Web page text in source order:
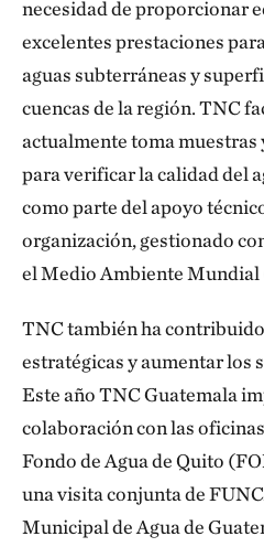
necesidad de proporcionar
excelentes prestaciones
aguas subterráneas y
cuencas de la región. TNC
actualmente toma muestras
para verificar la calidad del
como parte del apoyo
organización, gestionado
el Medio Ambiente
TNC también ha
estratégicas y aumentar los
Este año TNC Guatemala
colaboración con las
Fondo de Agua de Quito
una visita conjunta de
Municipal de Agua de